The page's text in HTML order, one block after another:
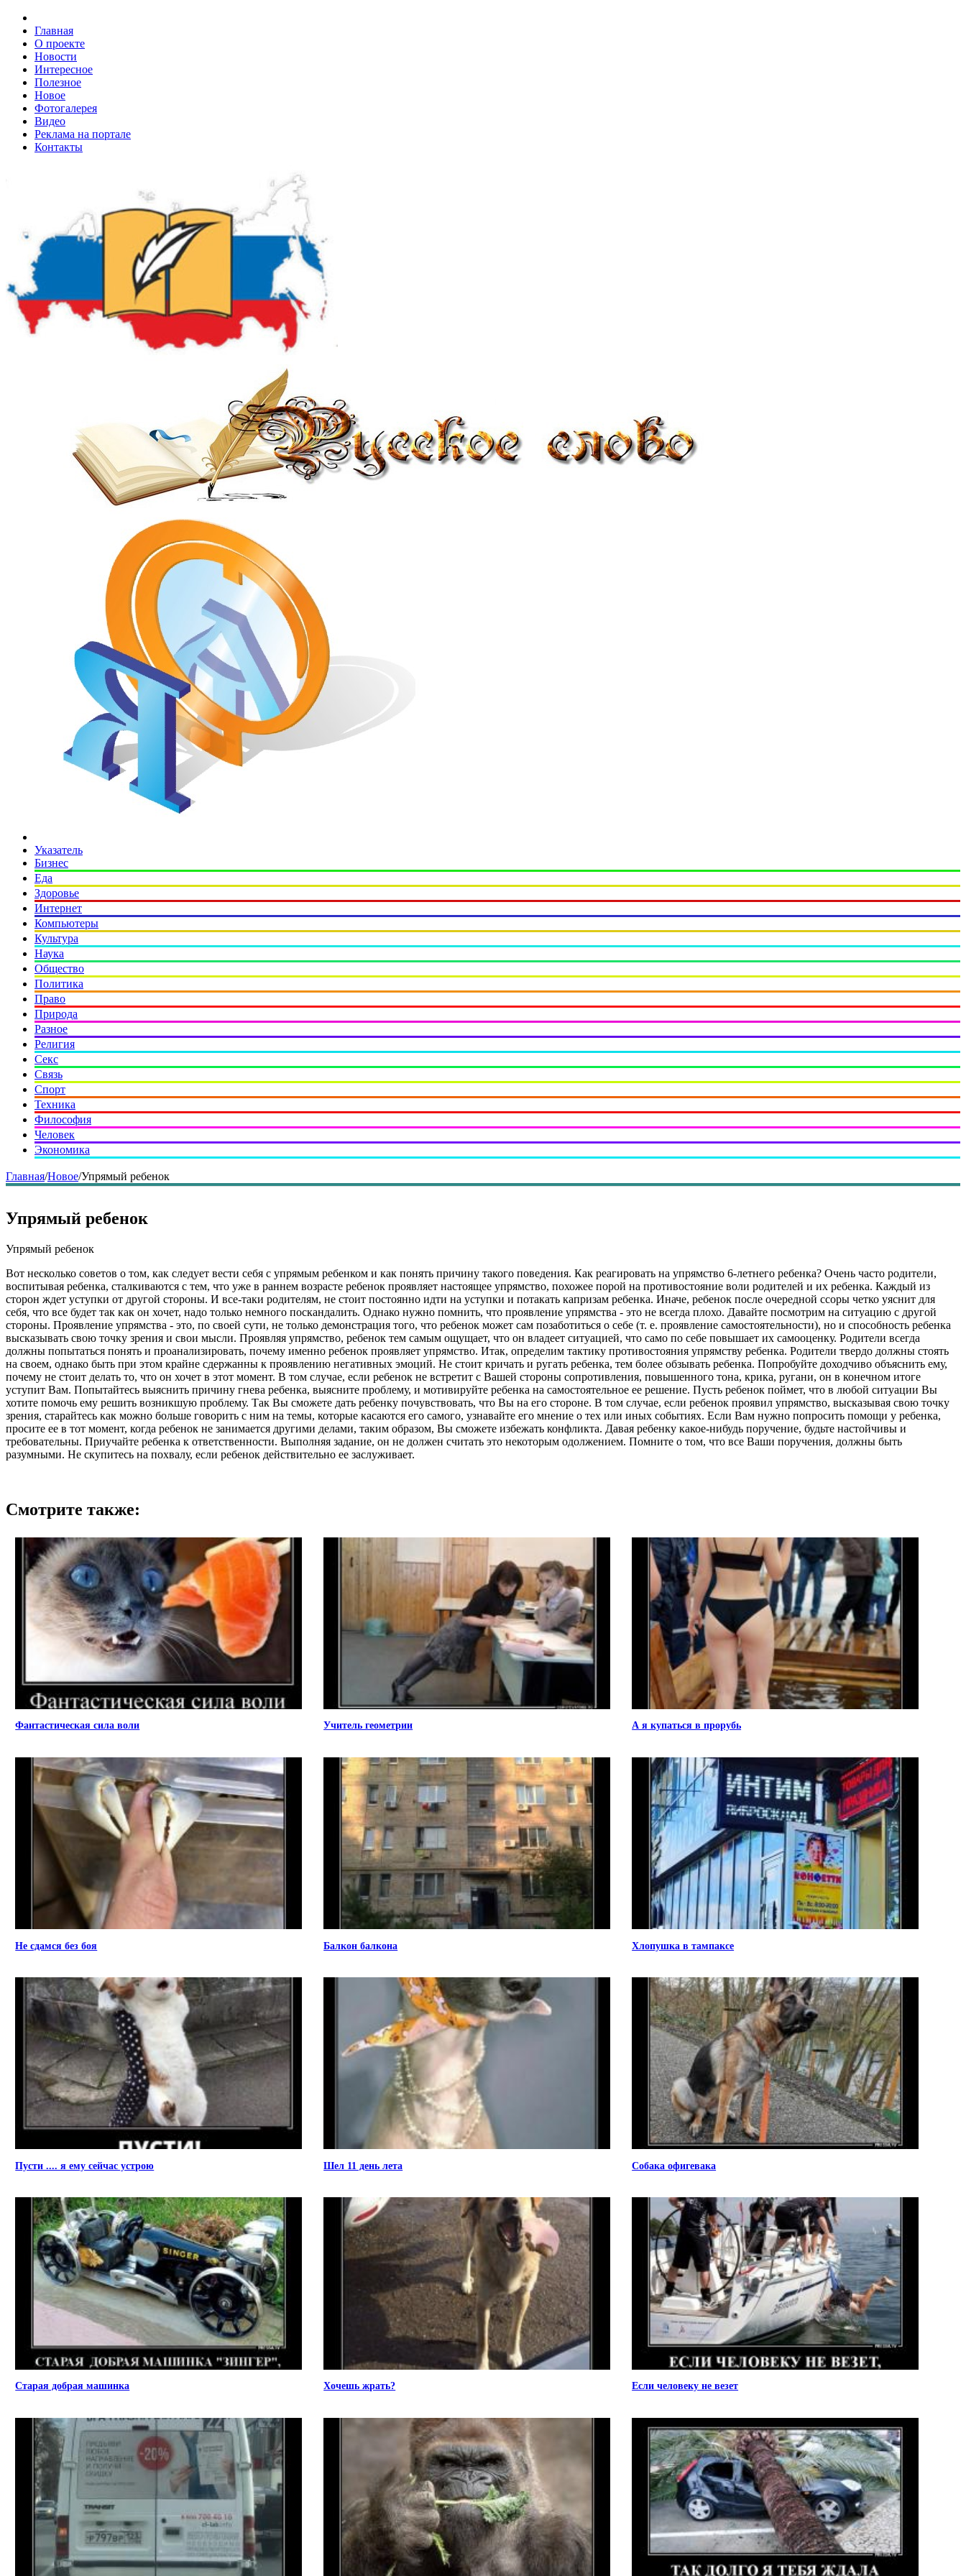
Главная
О проекте
Новости
Интересное
Полезное
Новое
Фотогалерея
Видео
Реклама на портале
Контакты
Указатель
Бизнес
Еда
Здоровье
Интернет
Компьютеры
Культура
Наука
Общество
Политика
Право
Природа
Разное
Религия
Секс
Связь
Спорт
Техника
Философия
Человек
Экономика
Главная/Новое/Упрямый ребенок
Упрямый ребенок
Упрямый ребенок
Вот несколько советов о том, как следует вести себя с упрямым ребенком и как понять причину такого поведения. Как реагировать на упрямство 6-летнего ребенка? Очень часто родители,
воспитывая ребенка, сталкиваются с тем, что уже в раннем возрасте ребенок проявляет настоящее упрямство, похожее порой на противостояние воли родителей и их ребенка. Каждый из
сторон ждет уступки от другой стороны. И все-таки родителям, не стоит постоянно идти на уступки и потакать капризам ребенка. Иначе, ребенок после очередной ссоры четко уяснит для
себя, что все будет так как он хочет, надо только немного поскандалить. Однако нужно помнить, что проявление упрямства - это не всегда плохо. Давайте посмотрим на ситуацию с другой
стороны. Проявление упрямства - это, по своей сути, не только демонстрация того, что ребенок может сам позаботиться о себе (т. е. проявление самостоятельности), но и способность ребенка
высказывать свою точку зрения и свои мысли. Проявляя упрямство, ребенок тем самым ощущает, что он владеет ситуацией, что само по себе повышает их самооценку. Родители всегда
должны попытаться понять и проанализировать, почему именно ребенок проявляет упрямство. Итак, определим тактику противостояния упрямству ребенка. Родители твердо должны стоять
на своем, однако быть при этом крайне сдержанны к проявлению негативных эмоций. Не стоит кричать и ругать ребенка, тем более обзывать ребенка. Попробуйте доходчиво объяснить ему,
почему не стоит делать то, что он хочет в этот момент. В том случае, если ребенок не встретит с Вашей стороны сопротивления, повышенного тона, крика, ругани, он в конечном итоге
уступит Вам. Попытайтесь выяснить причину гнева ребенка, выясните проблему, и мотивируйте ребенка на самостоятельное ее решение. Пусть ребенок поймет, что в любой ситуации Вы
хотите помочь ему решить возникшую проблему. Так Вы сможете дать ребенку почувствовать, что Вы на его стороне. В том случае, если ребенок проявил упрямство, высказывая свою точку
зрения, старайтесь как можно больше говорить с ним на темы, которые касаются его самого, узнавайте его мнение о тех или иных событиях. Если Вам нужно попросить помощи у ребенка,
просите ее в тот момент, когда ребенок не занимается другими делами, таким образом, Вы сможете избежать конфликта. Давая ребенку какое-нибудь поручение, будьте настойчивы и
требовательны. Приучайте ребенка к ответственности. Выполняя задание, он не должен считать это некоторым одолжением. Помните о том, что все Ваши поручения, должны быть
разумными. Не скупитесь на похвалу, если ребенок действительно ее заслуживает.
Смотрите также:
Фантастическая сила воли Учитель геометрии А я купаться в прорубь
Не сдамся без боя Балкон балкона Хлопушка в тампаксе
Пусти .... я ему сейчас устрою Шел 11 день лета Собака офигевака
Старая добрая машинка Хочешь жрать? Если человеку не везет